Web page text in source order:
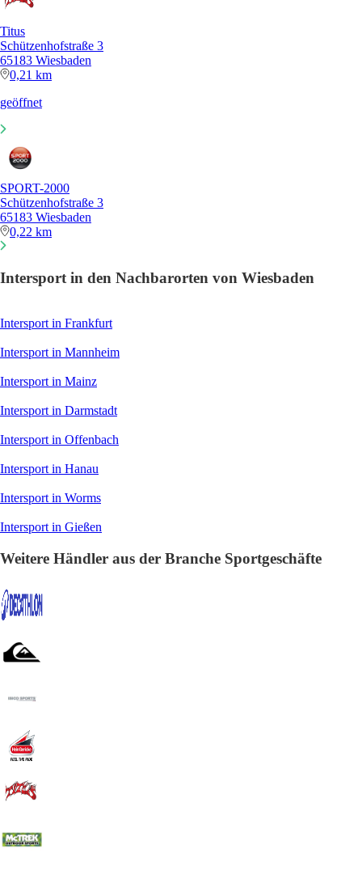
Titus
Schützenhofstraße 3
65183 Wiesbaden
0,21 km
geöffnet
SPORT-2000
Schützenhofstraße 3
65183 Wiesbaden
0,22 km
Intersport in den Nachbarorten von Wiesbaden
Intersport in Frankfurt
Intersport in Mannheim
Intersport in Mainz
Intersport in Darmstadt
Intersport in Offenbach
Intersport in Hanau
Intersport in Worms
Intersport in Gießen
Weitere Händler aus der Branche Sportgeschäfte